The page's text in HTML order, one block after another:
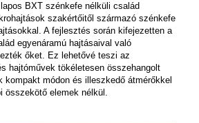
BXT szénkefe nélküli család
szakértőitől származó szénkefe
A fejlesztés során kifejezetten a
egyenáramú hajtásaival való
őket. Ez lehetővé teszi az
hajtóművek tökéletesen összehangolt
kompakt módon és illeszkedő átmérőkkel
összekötő elemek nélkül.